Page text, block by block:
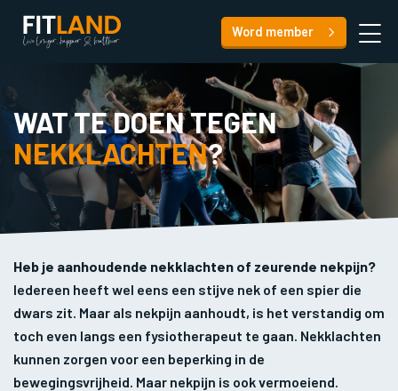
Word member
WAT TE DOEN TEGEN
NEKKLACHTEN?
Heb je aanhoudende nekklachten of zeurende nekpijn?
Iedereen heeft wel eens een stijve nek of een spier die
dwars zit. Maar als nekpijn aanhoudt, is het verstandig om
toch even langs een fysiotherapeut te gaan. Nekklachten
kunnen zorgen voor een beperking in de
bewegingsvrijheid. Maar nekpijn is ook vermoeiend.